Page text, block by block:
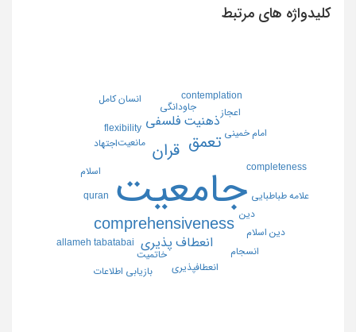
کلیدواژه های مرتبط
جامعيت
قران
comprehensiveness
تعمق
ذهنيت فلسفي
انعطاف پذيري
خاتميت
مانعيت
انعطافپذيري
جاودانگي
flexibility
دين
امام خميني
completeness
contemplation
quran
اجتهاد
اسلام
اعجاز
انسان كامل
انسجام
بازيابي اطلاعات
دين اسلام
علامه طباطبايي
allameh tabatabai